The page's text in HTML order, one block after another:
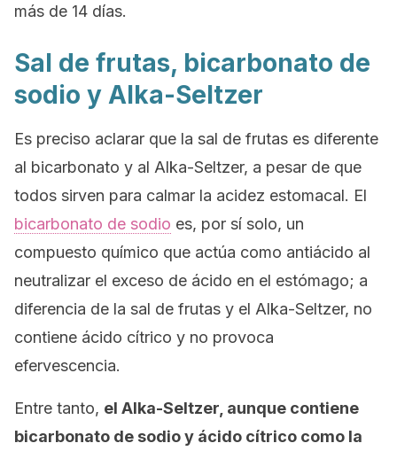
más de 14 días.
Sal de frutas, bicarbonato de
sodio y Alka-Seltzer
Es preciso aclarar que la sal de frutas es diferente
al bicarbonato y al Alka-Seltzer, a pesar de que
todos sirven para calmar la acidez estomacal. El
bicarbonato de sodio es, por sí solo, un
compuesto químico que actúa como antiácido al
neutralizar el exceso de ácido en el estómago; a
diferencia de la sal de frutas y el Alka-Seltzer, no
contiene ácido cítrico y no provoca
efervescencia.
Entre tanto, el Alka-Seltzer, aunque contiene
bicarbonato de sodio y ácido cítrico como la